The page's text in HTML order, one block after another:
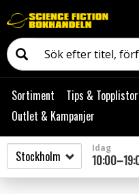
Sortiment Tips & Topplistor
Outlet & Kampanjer
Idag